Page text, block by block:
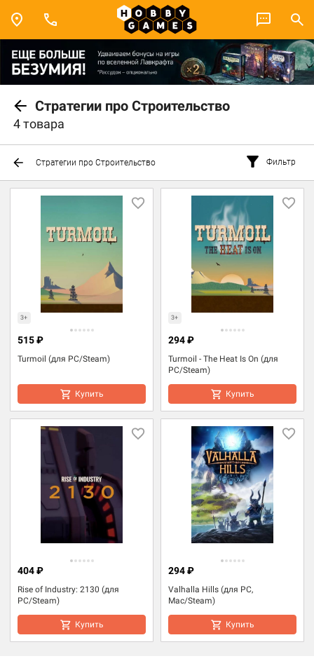
Стратегии про Строительство
4 товара
Стратегии про Строительство Фильтр
3+
Turmoil (для PC/Steam)
515 ₽
Купить
3+
Turmoil - The Heat Is On (для
PC/Steam)
294 ₽
Купить
Rise of Industry: 2130 (для
PC/Steam)
404 ₽
Купить
Valhalla Hills (для PC,
Mac/Steam)
294 ₽
Купить